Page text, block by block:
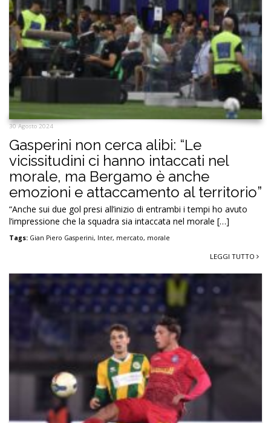
30 Agosto 2024
Gasperini non cerca alibi: “Le
vicissitudini ci hanno intaccati nel
morale, ma Bergamo è anche
emozioni e attaccamento al territorio”
“Anche sui due gol presi all’inizio di entrambi i tempi ho avuto
l’impressione che la squadra sia intaccata nel morale […]
Tags: Gian Piero Gasperini, Inter, mercato, morale
LEGGI TUTTO